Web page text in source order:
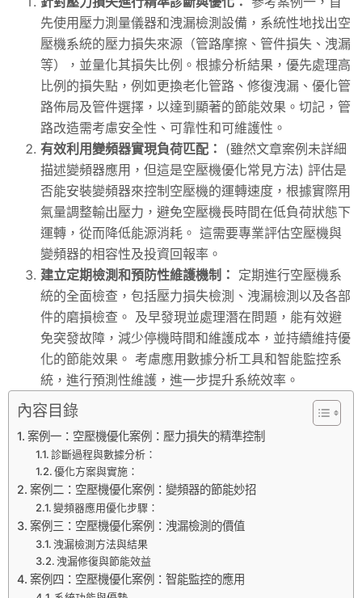
先使用壓力測量儀器和洩漏檢測設備，系統性地找出空
壓機系統的壓力損失來源（管路摩擦、管件損失、洩漏
等），並量化其損失比例。根據分析結果，優先處理高
比例的損失點，例如更換老化管路、修復洩漏、優化管
路佈局及管件選擇，以達到顯著的節能效果。切記，管
路改造需考慮安全性、可靠性和可維護性。
有效利用變頻器實現負荷匹配： (雖然文章案例未詳細
描述變頻器應用，但這是空壓機優化常見方法) 評估是
否能安裝變頻器來控制空壓機的運轉速度，根據實際用
氣量調整輸出壓力，避免空壓機長時間在低負荷狀態下
運轉，從而降低能源消耗。 這需要專業評估空壓機與
變頻器的相容性及投資回報率。
建立定期檢測和預防性維護機制： 定期進行空壓機系
統的全面檢查，包括壓力損失檢測、洩漏檢測以及各部
件的磨損檢查。 及早發現並處理潛在問題，能有效避
免突發故障，減少停機時間和維護成本，並持續維持優
化的節能效果。 考慮應用數據分析工具和智能監控系
統，進行預測性維護，進一步提升系統效率。
內容目錄
案例一：空壓機優化案例：壓力損失的精準控制
診斷過程與數據分析：
優化方案與實施：
案例二：空壓機優化案例：變頻器的節能妙招
變頻器應用優化步驟：
案例三：空壓機優化案例：洩漏檢測的價值
洩漏檢測方法與結果
洩漏修復與節能效益
案例四：空壓機優化案例：智能監控的應用